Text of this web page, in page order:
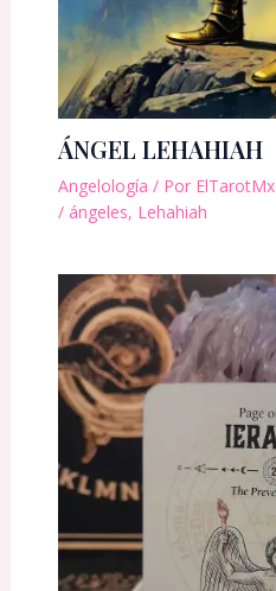
ÁNGEL LEHAHIAH
Angelología / Por ElTarotMx
/ ángeles, Lehahiah